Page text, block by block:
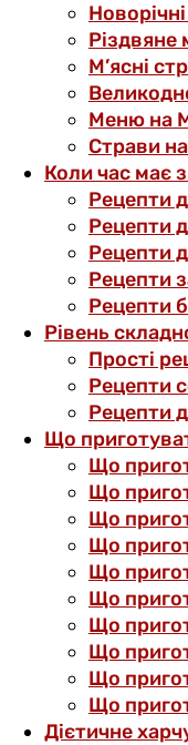
М’ясні
Меню на
Страви
Коли час має
Рецепти
Рецепти
Рецепти
Рецепти
Рецепти
Рівень
Прості
Рецепти
Рецепти
Що
Що
Що
Що
Що
Що
Що
Що
Що
Що
Що
Дієтичне